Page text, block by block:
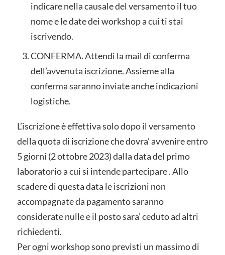
indicare nella causale del versamento il tuo
nome e le date dei workshop a cui ti stai
iscrivendo.
CONFERMA. Attendi la mail di conferma
dell’avvenuta iscrizione. Assieme alla
conferma saranno inviate anche indicazioni
logistiche.
L’iscrizione è effettiva solo dopo il versamento
della quota di iscrizione che dovra’ avvenire entro
5 giorni (2 ottobre 2023) dalla data del primo
laboratorio a cui si intende partecipare . Allo
scadere di questa data le iscrizioni non
accompagnate da pagamento saranno
considerate nulle e il posto sara’ ceduto ad altri
richiedenti.
Per ogni workshop sono previsti un massimo di